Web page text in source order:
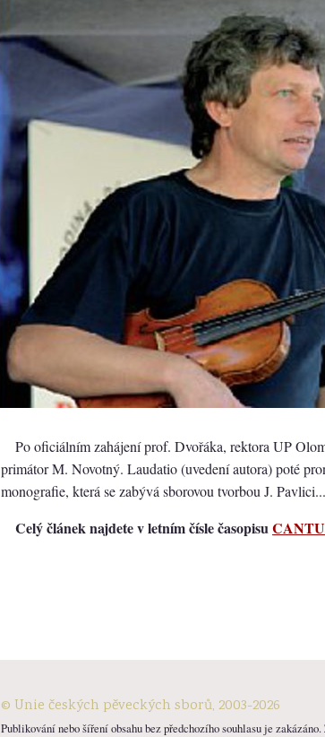
Po oficiálním zahájení prof. Dvořáka, rektora UP
primátor M. Novotný. Laudatio (uvedení autora) poté
monografie, která se zabývá sborovou tvorbou J. Pavlici...
Celý článek najdete v letním čísle časopisu
© Unie českých pěveckých sborů, 2003-2026
Publikování nebo šíření obsahu bez předchozího souhlasu je